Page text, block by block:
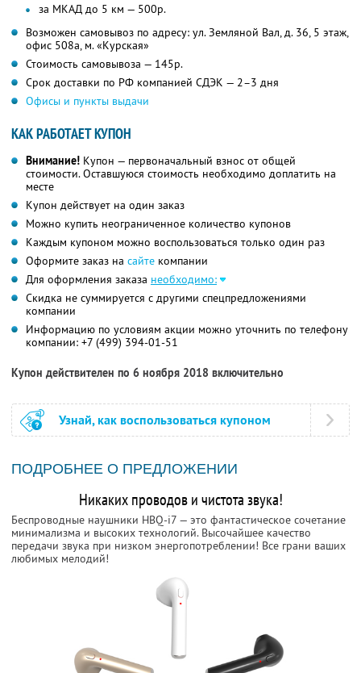
за МКАД до 5 км — 500р.
Возможен самовывоз по адресу: ул. Земляной Вал, д. 36, 5 этаж,
офис 508а, м. «Курская»
Стоимость самовывоза — 145р.
Срок доставки по РФ компанией СДЭК — 2–3 дня
Офисы и пункты выдачи
КАК РАБОТАЕТ КУПОН
Внимание! Купон — первоначальный взнос от общей
стоимости. Оставшуюся стоимость необходимо доплатить на
месте
Купон действует на один заказ
Можно купить неограниченное количество купонов
Каждым купоном можно воспользоваться только один раз
Оформите заказ на сайте компании
Для оформления заказа необходимо:
Скидка не суммируется с другими спецпредложениями
компании
Информацию по условиям акции можно уточнить по телефону
компании: +7 (499) 394-01-51
Купон действителен по 6 ноября 2018 включительно
Узнай, как воспользоваться купоном
ПОДРОБНЕЕ О ПРЕДЛОЖЕНИИ
Никаких проводов и чистота звука!
Беспроводные наушники HBQ-i7 — это фантастическое сочетание
минимализма и высоких технологий. Высочайшее качество
передачи звука при низком энергопотреблении! Все грани ваших
любимых мелодий!